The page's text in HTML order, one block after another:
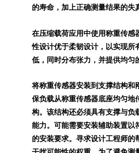
的寿命，加上正确测量结果的失
在压缩载荷应用中使用称重传感
性设计优于柔韧设计，以实现所
低，同时分布张力，并提供均匀
将称重传感器安装到支撑结构和
保负载从称重传感器底座均匀地
构。该结构还必须具有支撑与负
能力。可能需要安装辅助装置以
的安装要求。寻求设计工程师的